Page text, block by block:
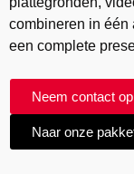
combineren in één
een complete
Neem contact op
Naar onze